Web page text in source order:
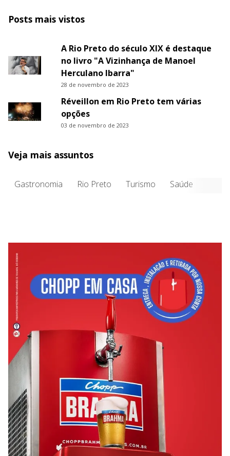
Posts mais vistos
A Rio Preto do século XIX é destaque
no livro "A Vizinhança de Manoel
Herculano Ibarra"
28 de novembro de 2023
Réveillon em Rio Preto tem várias
opções
03 de novembro de 2023
Veja mais assuntos
Gastronomia Rio Preto Turismo Saúde